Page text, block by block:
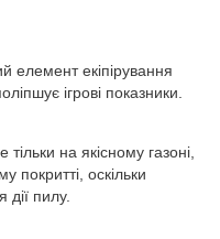
елемент екіпірування
ігрові показники.
на якісному газоні,
покритті, оскільки
пилу.